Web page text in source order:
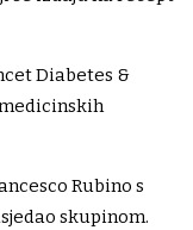
Diabetes &
Rubino s
skupinom.